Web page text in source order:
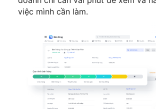
việc mình cần làm.